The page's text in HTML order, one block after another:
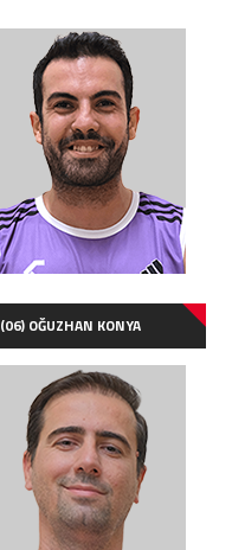
(06) OĞUZHAN KONYA